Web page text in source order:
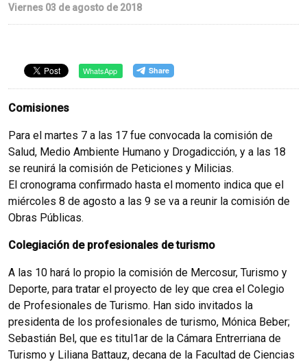
Viernes 03 de agosto de 2018
WhatsApp
Comisiones
Para el martes 7 a las 17 fue convocada la comisión de
Salud, Medio Ambiente Humano y Drogadicción, y a las 18
se reunirá la comisión de Peticiones y Milicias.
El cronograma confirmado hasta el momento indica que el
miércoles 8 de agosto a las 9 se va a reunir la comisión de
Obras Públicas.
Colegiación de profesionales de turismo
A las 10 hará lo propio la comisión de Mercosur, Turismo y
Deporte, para tratar el proyecto de ley que crea el Colegio
de Profesionales de Turismo. Han sido invitados la
presidenta de los profesionales de turismo, Mónica Beber;
Sebastián Bel, que es titul1ar de la Cámara Entrerriana de
Turismo y Liliana Battauz, decana de la Facultad de Ciencias